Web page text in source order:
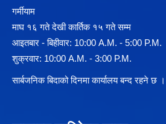
गर्मीयाम
माघ १६ गते देखी कार्तिक १५ गते सम्म
आइतबार - बिहीवार: 10:00 A.M. - 5:00 P.M.
शुक्रवार: 10:00 A.M. - 3:00 P.M.
सार्बजनिक बिदाको दिनमा कार्यालय बन्द रहने छ ।